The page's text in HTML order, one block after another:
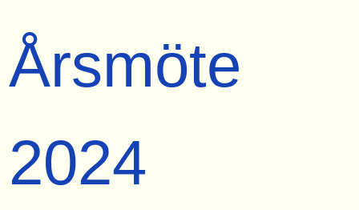
Årsmöte
2024